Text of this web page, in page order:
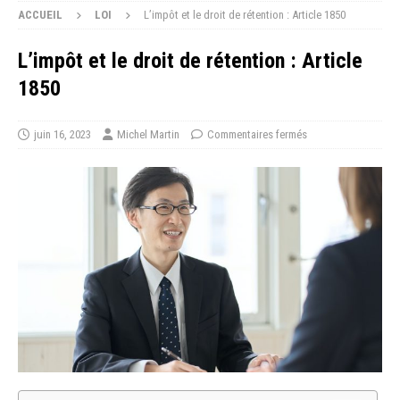
ACCUEIL LOI L’impôt et le droit de rétention : Article 1850
L’impôt et le droit de rétention : Article
1850
juin 16, 2023 Michel Martin Commentaires fermés